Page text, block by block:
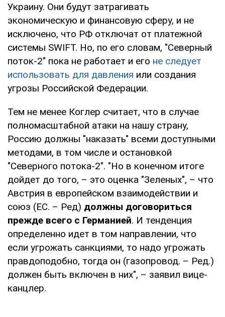
Украину. Они будут затрагивать
экономическую и финансовую сферу, и не
исключено, что РФ отключат от платежной
системы SWIFT. Но, по его словам, "Северный
поток-2" пока не работает и его не следует
использовать для давления или создания
угрозы Российской Федерации.
Тем не менее Коглер считает, что в случае
полномасштабной атаки на нашу страну,
Россию должны "наказать" всеми доступными
методами, в том числе и остановкой
"Северного потока-2". "Но в конечном итоге
дойдет до того, – это оценка "Зеленых", – что
Австрия в европейском взаимодействии и
союз (ЕС. – Ред) должны договориться
прежде всего с Германией. И тенденция
определенно идет в том направлении, что
если угрожать санкциями, то надо угрожать
правдоподобно, тогда он (газопровод. – Ред.)
должен быть включен в них", – заявил вице-
канцлер.